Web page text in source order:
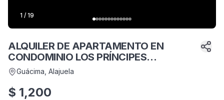
1 / 19
ALQUILER DE APARTAMENTO EN
CONDOMINIO LOS PRÍNCIPES
AMUEBLADO
Guácima , Alajuela
$ 1,200